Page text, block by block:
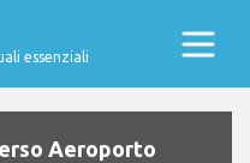
essenziali
Aeroporto